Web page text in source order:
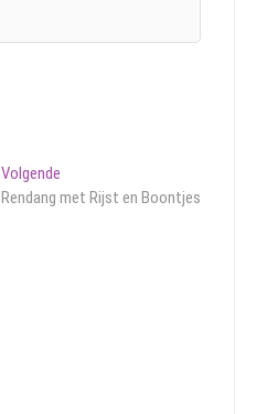
Volgende
bericht:
Rendang met Rijst en Boontjes